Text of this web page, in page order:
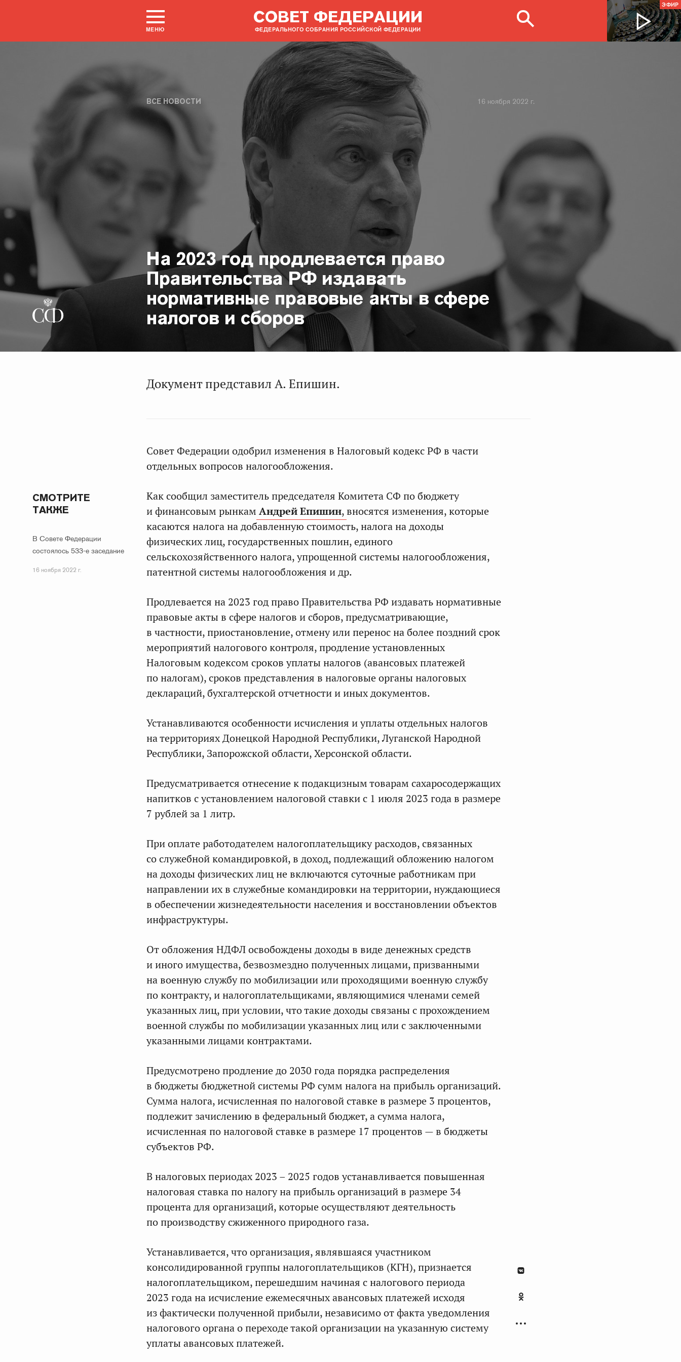
МЕНЮ
СОВЕТ ФЕДЕРАЦИИ
ФЕДЕРАЛЬНОГО СОБРАНИЯ РОССИЙСКОЙ ФЕДЕРАЦИИ
ЭФИР
ВСЕ НОВОСТИ
На 2023 год продлевается право
Правительства РФ издавать
нормативные правовые акты в сфере
налогов и сборов
16 ноября 2022 г.
Документ представил А. Епишин.
Совет Федерации одобрил изменения в Налоговый кодекс РФ в части
отдельных вопросов налогообложения.
СМОТРИТЕ
ТАКЖЕ
В Совете Федерации
состоялось 533-е заседание
16 ноября 2022 г.
Как сообщил заместитель председателя Комитета СФ по бюджету
и финансовым рынкам Андрей Епишин,вносятся изменения, которые
касаются налога на добавленную стоимость, налога на доходы
физических лиц, государственных пошлин, единого
сельскохозяйственного налога, упрощенной системы налогообложения,
патентной системы налогообложения и др.
Продлевается на 2023 год право Правительства РФ издавать нормативные
правовые акты в сфере налогов и сборов, предусматривающие,
в частности, приостановление, отмену или перенос на более поздний срок
мероприятий налогового контроля, продление установленных
Налоговым кодексом сроков уплаты налогов (авансовых платежей
по налогам), сроков представления в налоговые органы налоговых
деклараций, бухгалтерской отчетности и иных документов.
Устанавливаются особенности исчисления и уплаты отдельных налогов
на территориях Донецкой Народной Республики, Луганской Народной
Республики, Запорожской области, Херсонской области.
Предусматривается отнесение к подакцизным товарам сахаросодержащих
напитков с установлением налоговой ставки с 1 июля 2023 года в размере
7 рублей за 1 литр.
При оплате работодателем налогоплательщику расходов, связанных
со служебной командировкой, в доход, подлежащий обложению налогом
на доходы физических лиц не включаются суточные работникам при
направлении их в служебные командировки на территории, нуждающиеся
в обеспечении жизнедеятельности населения и восстановлении объектов
инфраструктуры.
От обложения НДФЛ освобождены доходы в виде денежных средств
и иного имущества, безвозмездно полученных лицами, призванными
на военную службу по мобилизации или проходящими военную службу
по контракту, и налогоплательщиками, являющимися членами семей
указанных лиц, при условии, что такие доходы связаны с прохождением
военной службы по мобилизации указанных лиц или с заключенными
указанными лицами контрактами.
Предусмотрено продление до 2030 года порядка распределения
в бюджеты бюджетной системы РФ сумм налога на прибыль организаций.
Сумма налога, исчисленная по налоговой ставке в размере 3 процентов,
подлежит зачислению в федеральный бюджет, а сумма налога,
исчисленная по налоговой ставке в размере 17 процентов — в бюджеты
субъектов РФ.
В налоговых периодах 2023 – 2025 годов устанавливается повышенная
налоговая ставка по налогу на прибыль организаций в размере 34
процента для организаций, которые осуществляют деятельность
по производству сжиженного природного газа.
Устанавливается, что организация, являвшаяся участником
консолидированной группы налогоплательщиков (КГН), признается
налогоплательщиком, перешедшим начиная с налогового периода
2023 года на исчисление ежемесячных авансовых платежей исходя
из фактически полученной прибыли, независимо от факта уведомления
налогового органа о переходе такой организации на указанную систему
уплаты авансовых платежей.